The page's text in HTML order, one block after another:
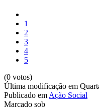
1
2
3
4
5
(0 votos)
Última modificação em
Publicado em Ação Social
Marcado sob